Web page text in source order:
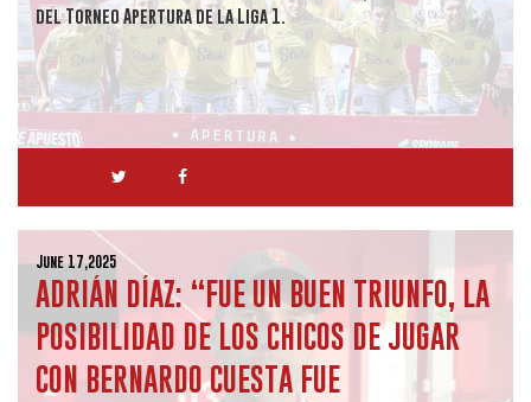
del Torneo Apertura de la Liga 1.
June 17,2025
ADRIÁN DÍAZ: “FUE UN BUEN TRIUNFO, LA
POSIBILIDAD DE LOS CHICOS DE JUGAR
CON BERNARDO CUESTA FUE